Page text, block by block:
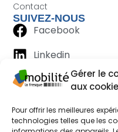
Gérer le
aux
Pour offrir les meilleures
technologies telles que les
Contact
SUIVEZ-NOUS
Facebook
Linkedin